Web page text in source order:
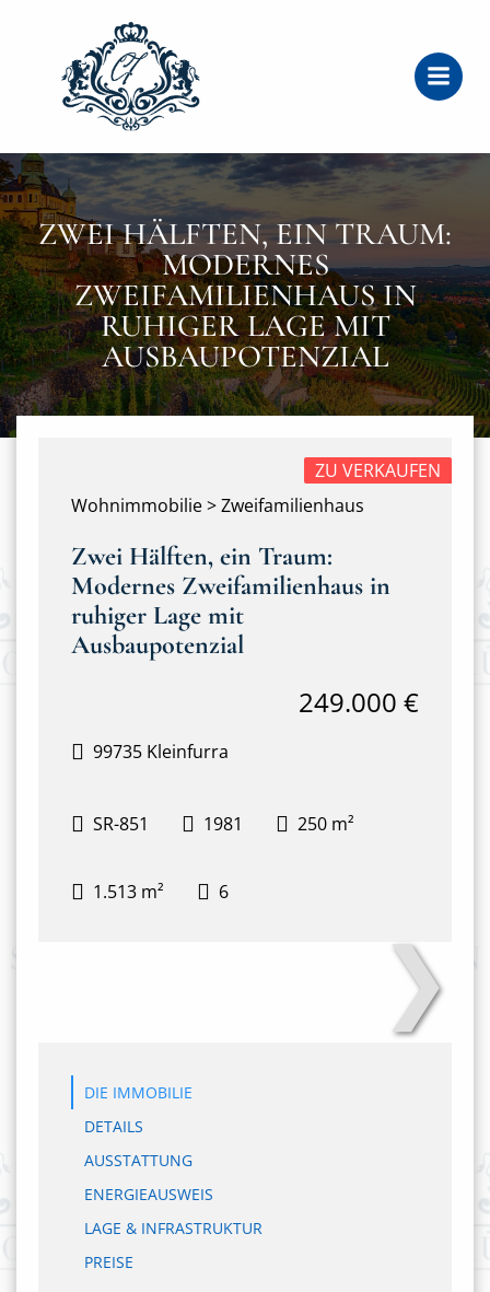
ZWEI HÄLFTEN, EIN TRAUM:
MODERNES
ZWEIFAMILIENHAUS IN
RUHIGER LAGE MIT
AUSBAUPOTENZIAL
Wohnimmobilie > Zweifamilienhaus
ZU VERKAUFEN
Zwei Hälften, ein Traum:
Modernes Zweifamilienhaus in
ruhiger Lage mit
Ausbaupotenzial
99735 Kleinfurra
249.000 €
SR-851 1981 250 m²
1.513 m² 6
❯
DIE IMMOBILIE
DETAILS
AUSSTATTUNG
ENERGIEAUSWEIS
LAGE & INFRASTRUKTUR
PREISE